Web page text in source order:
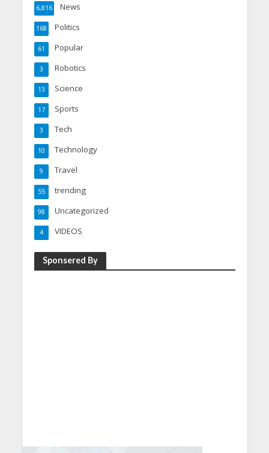
News
6,816
Politics
168
Popular
61
Robotics
3
Science
13
Sports
17
Tech
3
Technology
10
Travel
9
trending
55
Uncategorized
98
VIDEOS
4
Sponsered By